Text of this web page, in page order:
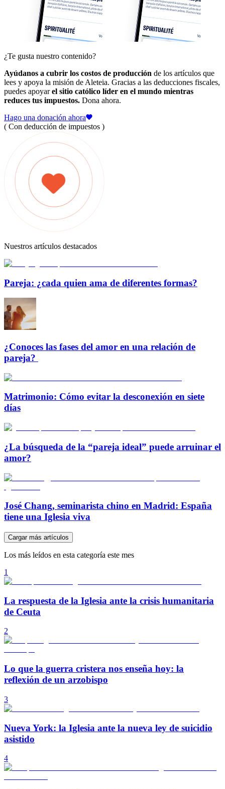
¿Te gusta nuestro contenido?
Ayúdanos a cubrir los costos de producción de los artículos que
lees y apoya la misión de Aleteia. Gracias a las deducciones fiscales,
puedes apoyarel sitio católico líder en el mundo mientras
reduces tus impuestos. Dona ahora.
Hago una donación ahora
( Con deducción de impuestos )
Nuestros artículos destacados
Pareja: ¿cada quien ama de diferentes formas?
¿Conoces las fases del amor en una relación de
pareja?
Matrimonio: Cómo evitar la desconexión en siete
días
¿La búsqueda de la “pareja ideal” puede arruinar el
amor?
José Chang, seminarista chino en Madrid: España
tiene una Iglesia viva
Cargar más artículos
Los más leídos en esta categoría este mes
1
La respuesta de la Iglesia ante la crisis humanitaria
de Ceuta
2
Lo que la guerra cristera nos enseña hoy: la
reflexión de un arzobispo
3
Nueva York: la Iglesia ante la nueva ley de suicidio
asistido
4